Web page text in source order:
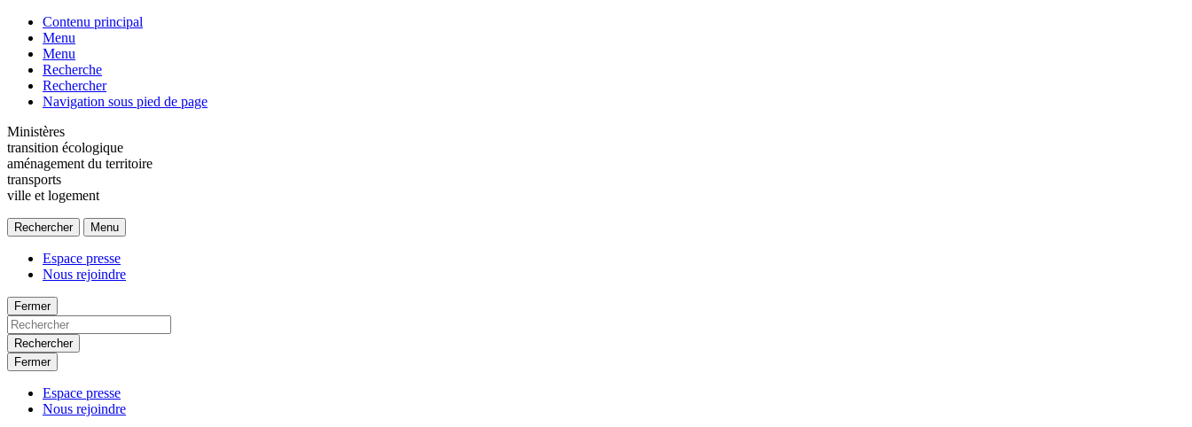
Contenu principal
Menu
Menu
Recherche
Rechercher
Navigation sous pied de page
Ministères
transition écologique
aménagement du territoire
transports
ville et logement
Rechercher Menu
Espace presse
Nous rejoindre
Fermer
Rechercher
Fermer
Espace presse
Nous rejoindre